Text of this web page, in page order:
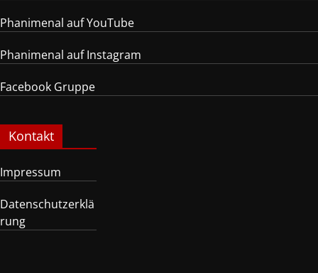
Phanimenal auf YouTube
Phanimenal auf Instagram
Facebook Gruppe
Kontakt
Impressum
Datenschutzerklä
rung